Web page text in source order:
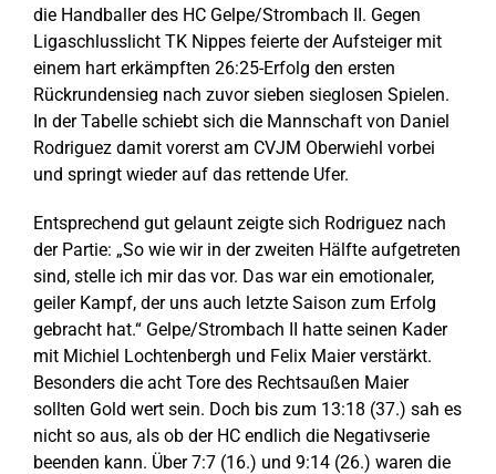
die Handballer des HC Gelpe/Strombach II. Gegen
Ligaschlusslicht TK Nippes feierte der Aufsteiger mit
einem hart erkämpften 26:25-Erfolg den ersten
Rückrundensieg nach zuvor sieben sieglosen Spielen.
In der Tabelle schiebt sich die Mannschaft von Daniel
Rodriguez damit vorerst am CVJM Oberwiehl vorbei
und springt wieder auf das rettende Ufer.
Entsprechend gut gelaunt zeigte sich Rodriguez nach
der Partie: „So wie wir in der zweiten Hälfte aufgetreten
sind, stelle ich mir das vor. Das war ein emotionaler,
geiler Kampf, der uns auch letzte Saison zum Erfolg
gebracht hat.“ Gelpe/Strombach II hatte seinen Kader
mit Michiel Lochtenbergh und Felix Maier verstärkt.
Besonders die acht Tore des Rechtsaußen Maier
sollten Gold wert sein. Doch bis zum 13:18 (37.) sah es
nicht so aus, als ob der HC endlich die Negativserie
beenden kann. Über 7:7 (16.) und 9:14 (26.) waren die